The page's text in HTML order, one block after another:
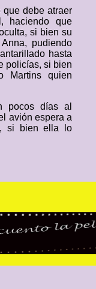
que debe atraer
haciendo que
si bien su
pudiendo
hasta
policías, si bien
Martins quien
pocos días al
avión espera a
si bien ella lo